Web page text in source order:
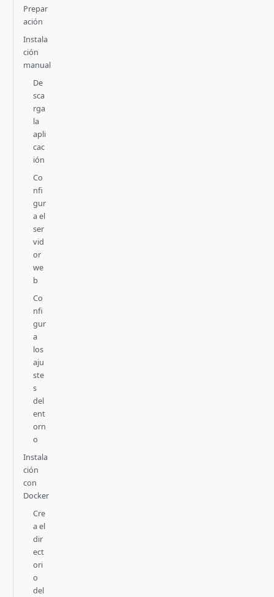
Prepar
ación
Instala
ción
manual
De
sca
rga
la
apli
cac
ión
Co
nfi
gur
a el
ser
vid
or
we
b
Co
nfi
gur
a
los
aju
ste
s
del
ent
orn
o
Instala
ción
con
Docker
Cre
a el
dir
ect
ori
o
del